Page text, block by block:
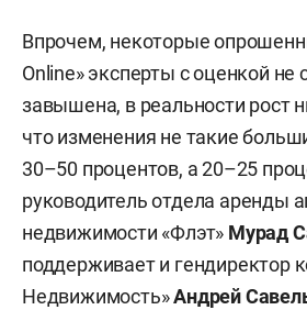
Впрочем, некоторые
Online» эксперты с оценкой не
завышена, в реальности рост
что изменения не такие
30–50 процентов, а 20–25
руководитель отдела аренды
недвижимости «Флэт» Мурад
поддерживает и гендиректор
Недвижимость»Андрей